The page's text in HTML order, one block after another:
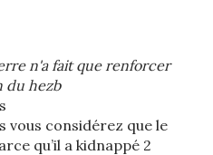
n'a fait que renforcer
du hezb
vous considérez que le
qu’il a kidnappé 2